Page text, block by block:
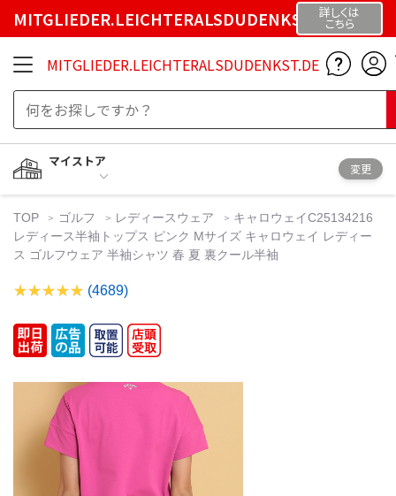
MITGLIEDER.LEICHTERALSDUDENKST.DE詳しくは
こちら
MITGLIEDER.LEICHTERALSDUDENKST.DE
マイストア
変更
TOP ゴルフ レディースウェア
キャロウェイC25134216
レディース半袖トップス ピンク Mサイズ キャロウェイ レディー
ス ゴルフウェア 半袖シャツ 春 夏 裏クール半袖
(4689)